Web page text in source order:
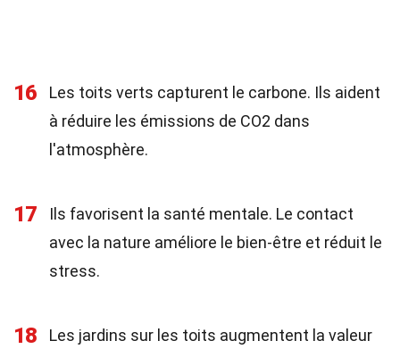
16
Les toits verts capturent le carbone. Ils aident
à réduire les émissions de CO2 dans
l'atmosphère.
17
Ils favorisent la santé mentale. Le contact
avec la nature améliore le bien-être et réduit le
stress.
18
Les jardins sur les toits augmentent la valeur